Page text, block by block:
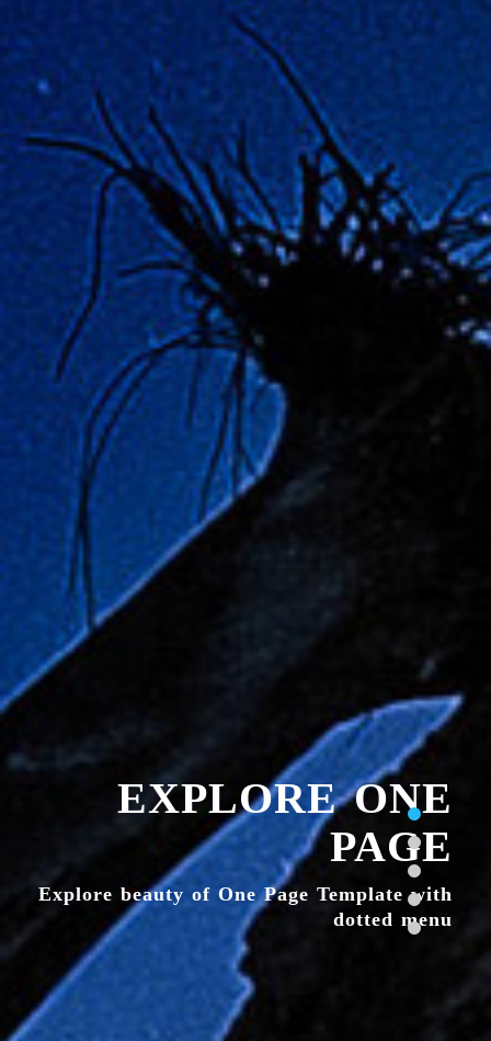
EXPLORE ONE
PAGE
Explore beauty of One Page Template with
dotted menu